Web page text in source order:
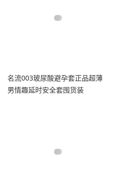
名流003玻尿酸避孕套正品超薄
男情趣延时安全套囤货装